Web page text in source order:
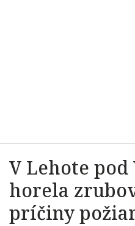
V Lehote
horela
príčiny